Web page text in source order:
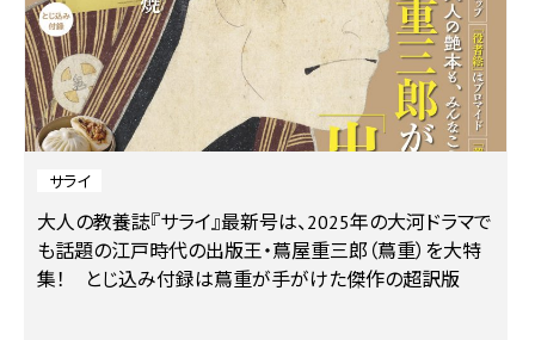
サライ
大人の教養誌『サライ』最新号は、2025年の大河ドラマで
も話題の江戸時代の出版王・蔦屋重三郎（蔦重）を大特
集！ とじ込み付録は蔦重が手がけた傑作の超訳版